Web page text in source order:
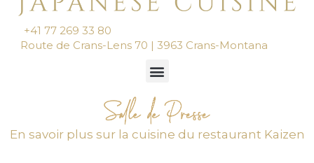
+41 77 269 33 80
Route de Crans-Lens 70 | 3963 Crans-Montana
Menu
En savoir plus sur la cuisine du restaurant Kaizen